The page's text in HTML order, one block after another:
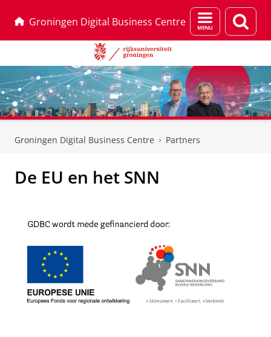
Groningen Digital Business Centre
Menu
en
Groningen Digital Business Centre Partners
De EU en het SNN